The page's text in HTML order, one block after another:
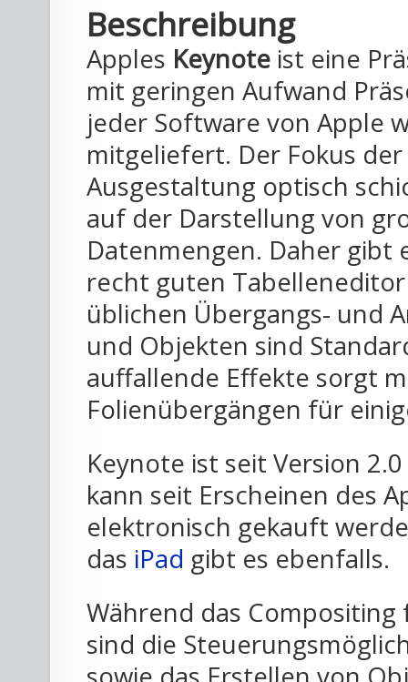
Beschreibung
Apples Keynote ist eine
mit geringen Aufwand
jeder Software von Apple
mitgeliefert. Der Fokus
Ausgestaltung optisch
auf der Darstellung von
Datenmengen. Daher gibt
recht guten
üblichen Übergangs- und
und Objekten sind
auffallende Effekte sorgt
Folienübergängen für
Keynote ist seit Version
kann seit Erscheinen des
elektronisch gekauft
das iPad gibt es ebenfalls.
Während das
sind die